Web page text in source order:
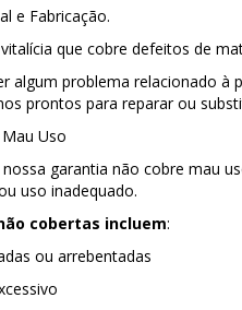
e Fabricação.
que cobre defeitos de
algum problema relacionado à
prontos para reparar ou
Uso
garantia não cobre mau
uso inadequado.
cobertas incluem:
ou arrebentadas